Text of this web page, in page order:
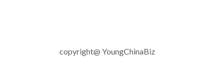
copyright@ YoungChinaBiz